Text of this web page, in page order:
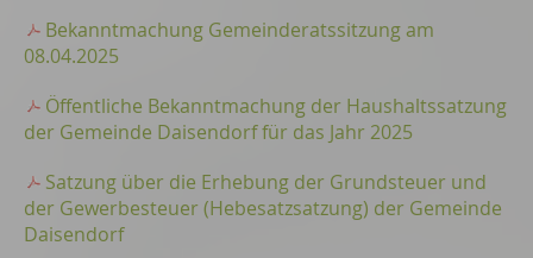
Bekanntmachung Gemeinderatssitzung am
08.04.2025
Öffentliche Bekanntmachung der Haushaltssatzung
der Gemeinde Daisendorf für das Jahr 2025
Satzung über die Erhebung der Grundsteuer und
der Gewerbesteuer (Hebesatzsatzung) der Gemeinde
Daisendorf